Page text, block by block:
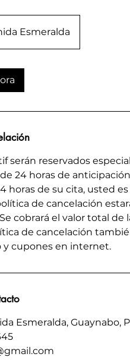
Esmeralda
serán reservados
24 horas de
horas de su cita, usted
de cancelación
cobrará el valor total de
de cancelación
y cupones en internet.
Esmeralda, Guaynabo,